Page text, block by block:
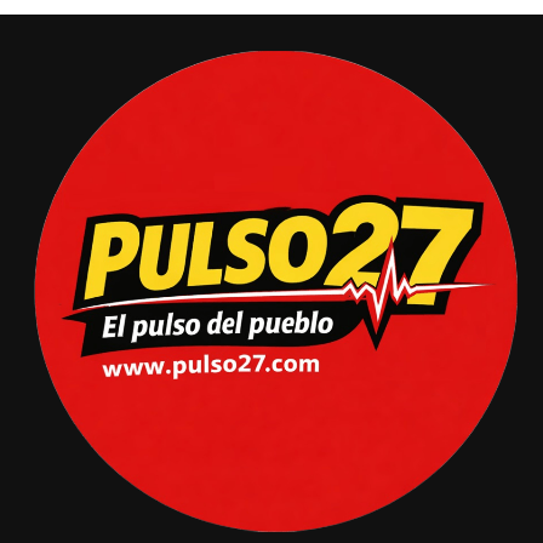
después, al triunfo electoral de Gabriel Boric —el mismo
líder estudiantil de 2011— con el 55,8% de los votos en
segunda vuelta. El movimiento estudiantil había
producido un presidente.
El gobierno de Boric (2022–2026) intentó cristalizar
parte de esas demandas históricas, pero la profundidad
de los cambios fue limitada. Los dos procesos
constituyentes fracasaron: el primer texto fue rechazado
en septiembre de 2022 con el 62% de los votos; el
segundo fue repudiado en diciembre de 2023. La
ciudadanía, según el PNUD, percibía que las
transformaciones prometidas no se habían concretado, y
el descontento social acumulado —agravado por el alza
en la delincuencia y la migración irregular— catapultó a
Kast a la presidencia en diciembre de 2025 con el 58% de
los votos. El péndulo político chileno había girado